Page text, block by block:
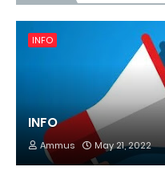
INFO
INFO
Ammus May 21, 2022